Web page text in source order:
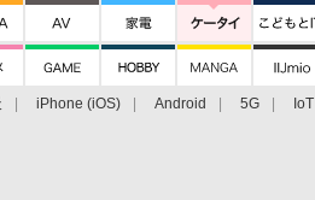
iPhone (iOS) Android 5G IoT